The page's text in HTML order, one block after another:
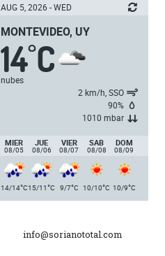
AUG 5, 2026 - WED
MONTEVIDEO, UY
14°C
nubes
2 km/h, SSO
90%
1010 mbar
MIER
08/05
JUE
08/06
VIER
08/07
SAB
08/08
DOM
08/09
14/14°C15/11°C 9/7°C 10/10°C 10/9°C
info@sorianototal.com